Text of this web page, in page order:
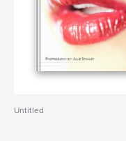
Untitled